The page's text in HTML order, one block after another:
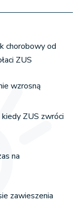
chorobowy od
ZUS
wzrosną
kiedy ZUS zwróci
na
zawieszenia